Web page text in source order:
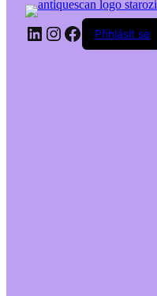
flétnou
množství
LinkedIn
Instagram
Facebook
Přihlásit se